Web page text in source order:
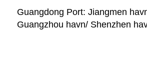
Guangdong Port: Jiangmen
Guangzhou havn/ Shenzhen